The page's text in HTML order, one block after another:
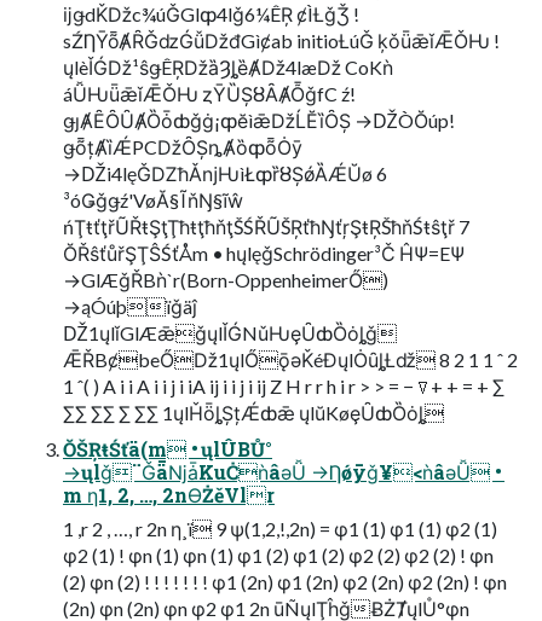
ĳǥdǨǅc¾úǦGlȹ4lǧ6¼ÊŖ ȼÌȽǧǮ !
sŹȠȲȭȺȒǦǳǴǚǅđGìȼab initioȽúǦ ķǒǖǣǐǢǑǶ !
ųlèǏǴǅ¹ŝǥÊŖǅȁȜȴȅȺǅ4læǅ CoKǹ
áǙǶǖǣǐǢǑǶ ȥȲȔȘȣȂȺȬǧfC ź!
ǥȷȺȆȎȖȺȌȱȸǧġ¡ȹĕìǣǅĹĔȉȎȘ →ǄÒŎúp!
ǥȭțȺȉǼPCǅȎȘȵȺȍȹȭȮȳ
→Ǆi4lęǦǱħǍǌǶìŁȹȑȣȘǿȀǼŬø 6
³óǤǧǥź'VøĂ§ĨňŊ§ĩŵ 
ńŢŧťţřŨŘŧŞţŢħŧţħňţŠŚŘŨŠŖťħŊťŗŞŧŖŠħňŚŧŝţř 7
ŎŘŝťůřŞŢŜŚťÅm • hųlęǧSchrödinger³Č ĤΨ=EΨ
→GlÆǧŘBǹ`r(Born-OppenheimerŐ)
→ąÓúþïǧäĵ
Ǆ1ųlǐGlÆǣǧųlǏǴNǔǶȩȖȸȌȯȴǧ
ǢŘBȼbeŐǅ1ųlŐǭǝǨéĐųlȮȗȴȽǆ 8 2 1 1 ˆ 2
1 ˆ( ) A i i A i i j i iA ij i i j i ij Z H r r h i r > > = − ∇ + + = + ∑
∑∑ ∑∑ ∑ ∑∑ 1ųlȞȫȴȘțǼȸǣ ųlŭKøȩȖȸȌȯȴ
ŎŠŖŧŚťä(m • ųlÛBŮ°
→ųlǧ¨ǦǟǋǡKuĊǹâǝǙ →Ƞǿȳǧ¥<ǹâǝǙ •
m ƞ1, 2, …, 2nƟŻěVlr
1 ,r 2 , …, r 2n ƞ¸ï 9 ψ(1,2,!,2n) = φ1 (1) φ1 (1) φ2 (1)
φ2 (1) ! φn (1) φn (1) φ1 (2) φ1 (2) φ2 (2) φ2 (2) ! φn
(2) φn (2) ! ! ! ! ! ! ! φ1 (2n) φ1 (2n) φ2 (2n) φ2 (2n) ! φn
(2n) φn (2n) φn φ2 φ1 2n ūÑųlŢĥǧɃŻȾųlŮ°φn